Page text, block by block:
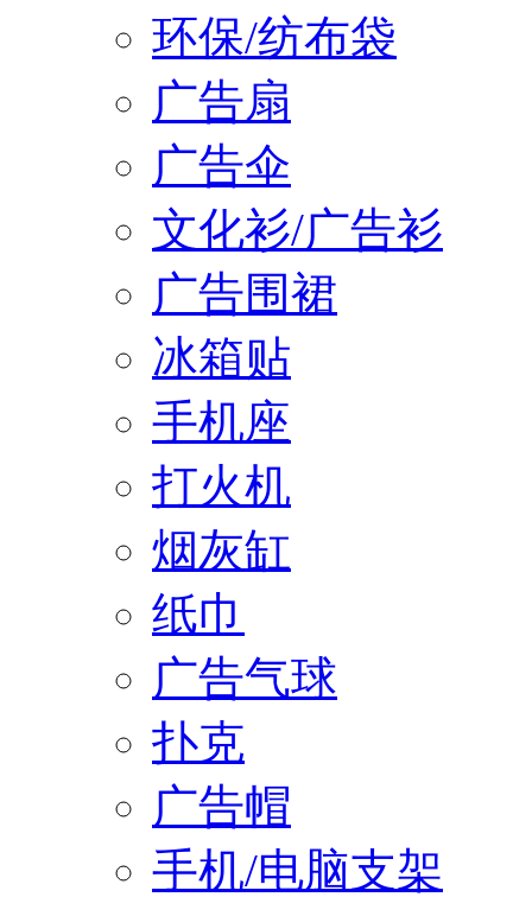
环保/纺布袋
广告扇
广告伞
文化衫/广告衫
广告围裙
冰箱贴
手机座
打火机
烟灰缸
纸巾
广告气球
扑克
广告帽
手机/电脑支架